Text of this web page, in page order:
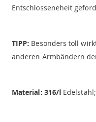
Entschlosseneheit
TIPP: Besonders toll
anderen Armbändern
Material: 316/l